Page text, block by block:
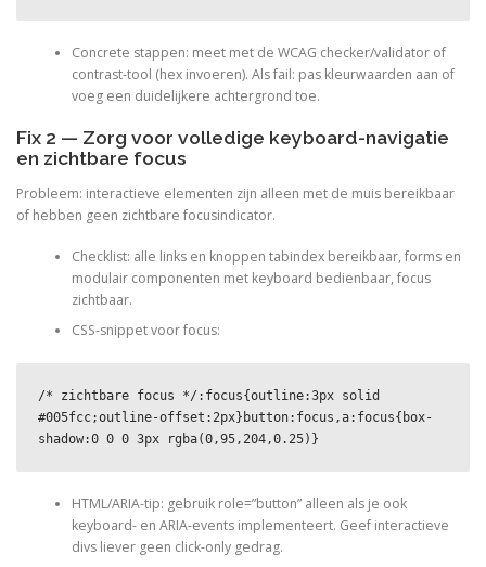
Concrete stappen: meet met de WCAG checker/validator of
contrast-tool (hex invoeren). Als fail: pas kleurwaarden aan of
voeg een duidelijkere achtergrond toe.
Fix 2 — Zorg voor volledige keyboard-navigatie
en zichtbare focus
Probleem: interactieve elementen zijn alleen met de muis bereikbaar
of hebben geen zichtbare focusindicator.
Checklist: alle links en knoppen tabindex bereikbaar, forms en
modulair componenten met keyboard bedienbaar, focus
zichtbaar.
CSS-snippet voor focus:
/* zichtbare focus */:focus{outline:3px solid
#005fcc;outline-offset:2px}button:focus,a:focus{box-
shadow:0 0 0 3px rgba(0,95,204,0.25)}
HTML/ARIA-tip: gebruik role=”button” alleen als je ook
keyboard- en ARIA-events implementeert. Geef interactieve
divs liever geen click-only gedrag.